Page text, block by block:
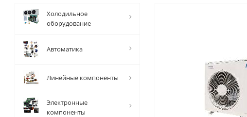
Холодильное
оборудование
Автоматика
Линейные компоненты
Электронные
компоненты